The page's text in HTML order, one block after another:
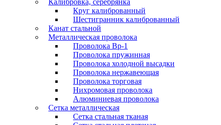
Калибровка, серебрянка
Круг калиброванный
Шестигранник калиброванный
Канат стальной
Металлическая проволока
Проволока Вр-1
Проволока пружинная
Проволока холодной высадки
Проволока нержавеющая
Проволока торговая
Нихромовая проволока
Алюминиевая проволока
Сетка металлическая
Сетка стальная тканая